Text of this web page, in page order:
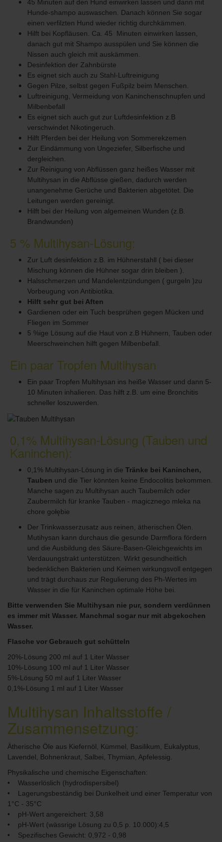
45 Minuten auf den Hund einwirken lassen und dann mit
Hunde-shampo auswaschen. Danach können Sie sogar
einen verfilzten Hund wieder richtig durchkämmen.
Hilft bei Kopfläusen. Ca. 45 Minuten einwirken lassen,
danach gut mit Shampo ausspülen und Sie können die
Nissen auch gleich mit auskämmen.
Desinfektion der Zahnbürste
Es eignet sich auch zu Stahl-Luftreinigung
Gegen Pilze, selbst gegen Fußpilz beim Menschen.
Luftreinigung, Vermeidung von Kaninchenschnupfen und
Milbenbefall
Es eignet sich auch gut zur Luftdesinfektion z.B
verschwindet Nikotingeruch.
Hilft Pferden bei der Heilung von Sommerekzemen
Zur Eindämmung von Ungeziefer, Silberfische und
dergleichen.
Zur Reinigung von Abflüssen ganz heißes Wasser mit
Multihysan in die Abflüsse gießen, dadurch werden
unangenehme Gerüche und Bakterien abgetötet. Die
Leitungen werden gereinigt.
Hilft bei der Heilung von algemeinen Wunden (z.B.
Brandwunden)
5 % Multihysan-Lösung:
Zur Luft desinfektion z.B. im Hühnerstahll ( bei dieser
Mischung können die Hühner sogar drin bleiben ).
Halsschmerzen und Mandelentzündungen ( gurgeln )zu
Vorbeugung von Antibiotika.
Hilft sehr gut bei Aften
Gardienen oder ein Tuch besprühen gegen Mücken und
Fliegen im Sommer
5 %ige Lösung auf die Haut von z.B Hühnern, Tauben oder
Meerschweinchen hilft gegen Milbenbefall.
Ein paar Tropfen Multihysan
Ein paar Tropfen Multihysan ins heiße Wasser und dann 5-
10 Minuten inhalieren. Das hilft z.B. um eine Bronchitis
schneller loszuwerden.
0,1% Multihysan-Lösung (Tauben und
Kaninchen):
0,1% Multihysan-Lösung in die Tränke bei Kaninchen,
Tauben und die Tier könnten keine Endocolitis bekommen.
Manche sagen zu Multihysan auch Taubemilch oder
Zaubermilch für kranke Tauben - magicznego mleka na
chore gołębie
Der Trinkwasserzusatz aus reinen, ätherischen Ölen.
Mutihysan kann durchaus die gesunde Darmflora fördern
und die Ausbildung des Säure-Basen-Gleichgewichts im
Verdauungstrakt unterstützen. Wirkt gesundheitlich
bedenklichen Bakterien und Keimen wirkungsvoll entgegen
und trägt durchaus zur Regulierung des Ph-Wertes im
Wasser in die für Kaninchen optimale Höhe bei.
Bitte verwenden Sie Multihysan nie pur, sondern verdünnen
es immer mit Wasser. Manchmal sogar nur mit abgekochen
Wasser.
Flasche vor Gebrauch gut schütteln
20%-Lösung 200 ml auf 1 Liter Wasser
10%-Lösung 100 ml auf 1 Liter Wasser
5%-Lösung 50 ml auf 1 Liter Wasser
0,1%-Lösung 1 ml auf 1 Liter Wasser
Multihysan Inhaltsstoffe /
Zusammensetzung:
Ätherische Öle aus Kiefernöl, Kümmel, Basilikum, Eukalyptus,
Lavendel, Bohnenkraut, Salbei, Thymian, Apfelessig.
Physikalische und chemische Eigenschaften:
• Wasserlöslich (hydrodispersibel)
• Lagerungsbeständig bei Dunkelheit und einer Temperatur von
1°C - 35°C
• pH-Wert angereichert: 3,58
• pH-Wert (wässrige Lösung zu 0,5 p. 10.000):4,5
• Spezifisches Gewicht: 0,972 - 0,98